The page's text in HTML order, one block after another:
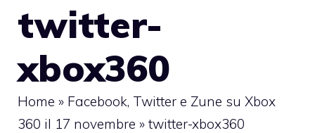
twitter-
xbox360
Home » Facebook, Twitter e Zune su Xbox
360 il 17 novembre » twitter-xbox360